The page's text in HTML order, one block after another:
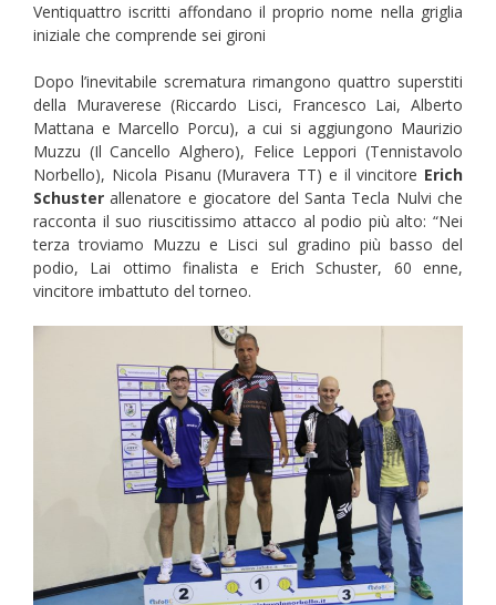
Ventiquattro iscritti affondano il proprio nome nella griglia
iniziale che comprende sei gironi
Dopo l’inevitabile scrematura rimangono quattro superstiti
della Muraverese (Riccardo Lisci, Francesco Lai, Alberto
Mattana e Marcello Porcu), a cui si aggiungono Maurizio
Muzzu (Il Cancello Alghero), Felice Leppori (Tennistavolo
Norbello), Nicola Pisanu (Muravera TT) e il vincitore Erich
Schuster allenatore e giocatore del Santa Tecla Nulvi che
racconta il suo riuscitissimo attacco al podio più alto: “Nei
terza troviamo Muzzu e Lisci sul gradino più basso del
podio, Lai ottimo finalista e Erich Schuster, 60 enne,
vincitore imbattuto del torneo.